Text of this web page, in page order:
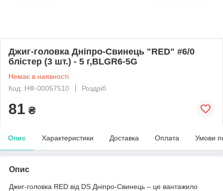
Джиг-головка Дніпро-Свинець "RED" #6/0
блістер (3 шт.) - 5 г,BLGR6-5G
Немає в наявності
Код: НФ-00057510
Роздріб
81 ₴
Опис Характеристики Доставка Оплата Умови
Опис
Джиг-головка RED від DS Дніпро-Свинець – це вантажило